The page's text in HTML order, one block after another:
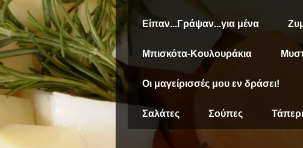
Είπαν...Γράψαν...για μένα
Μπισκότα-Κουλουράκια
Οι μαγείρισσές μου εν δράσει!
Σαλάτες Σούπες